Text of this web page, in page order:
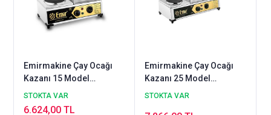
Emirmakine Çay Ocağı
Kazanı 15 Model
Elektrikli Pleytli 1-Kalite
STOKTA VAR
6.624,00 TL
Emirmakine Çay Ocağı
Kazanı 25 Model
Elektrikli Pleytli 1-Kalite
STOKTA VAR